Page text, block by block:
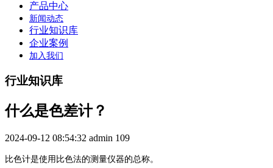
产品中心
新闻动态
行业知识库
企业案例
加入我们
行业知识库
什么是色差计？
2024-09-12 08:54:32 admin 109
比色计是使用比色法的测量仪器的总称。